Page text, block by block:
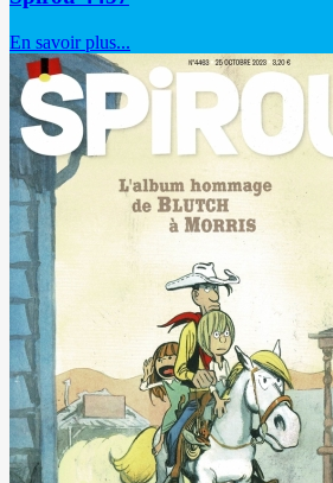
En savoir plus...